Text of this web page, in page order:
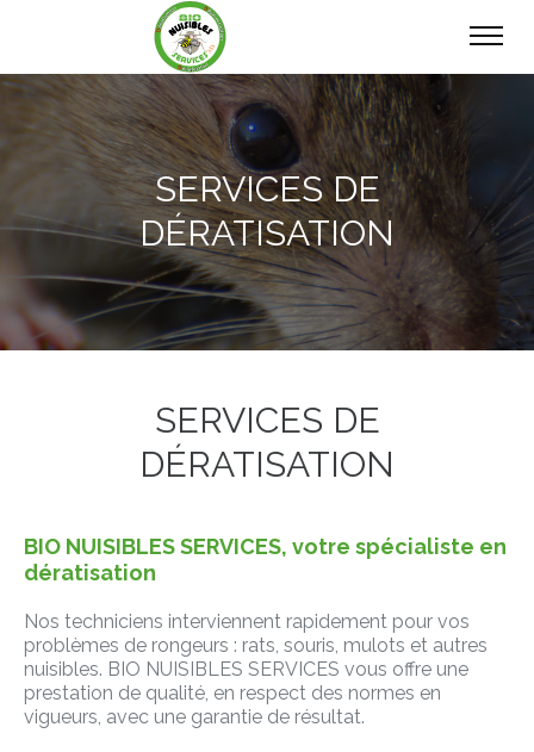
SERVICES DE
DÉRATISATION
SERVICES DE
DÉRATISATION
BIO NUISIBLES SERVICES, votre spécialiste en
dératisation
Nos techniciens interviennent rapidement pour vos
problèmes de rongeurs : rats, souris, mulots et autres
nuisibles. BIO NUISIBLES SERVICES vous offre une
prestation de qualité, en respect des normes en
vigueurs, avec une garantie de résultat.